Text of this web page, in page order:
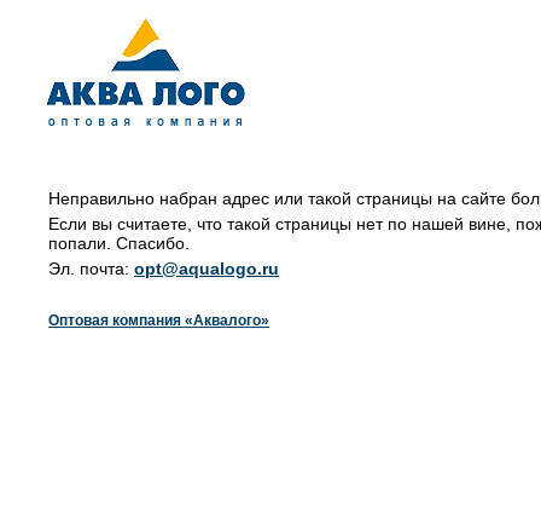
Неправильно набран адрес или такой страницы на сайте
Если вы считаете, что такой страницы нет по нашей вине,
попали. Спасибо.
Эл. почта: opt@aqualogo.ru
Оптовая компания «Аквалого»